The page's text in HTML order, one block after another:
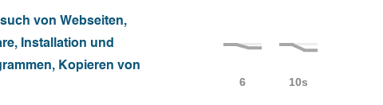
von Webseiten,
Installation und
Kopieren von